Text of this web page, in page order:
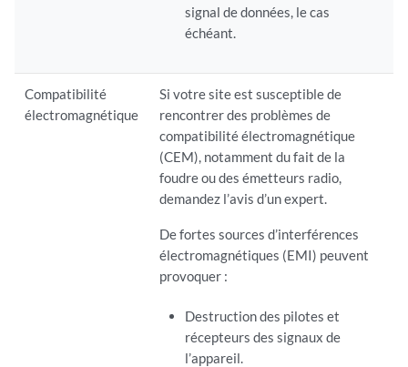
signal de données, le cas
échéant.
Compatibilité
électromagnétique
Si votre site est susceptible de
rencontrer des problèmes de
compatibilité électromagnétique
(CEM), notamment du fait de la
foudre ou des émetteurs radio,
demandez l’avis d’un expert.
De fortes sources d’interférences
électromagnétiques (EMI) peuvent
provoquer :
Destruction des pilotes et
récepteurs des signaux de
l’appareil.